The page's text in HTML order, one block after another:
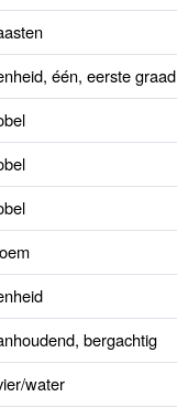
één, eerste graad
bergachtig
water